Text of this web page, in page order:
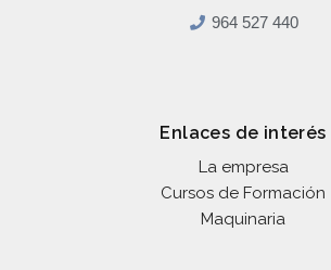
964 527 440
Enlaces de interés
La empresa
Cursos de Formación
Maquinaria